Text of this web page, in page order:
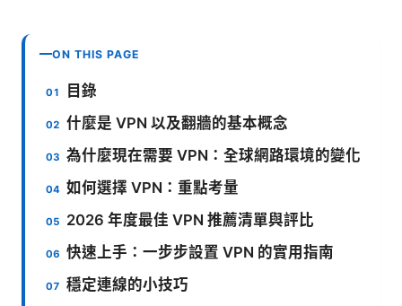
ON THIS PAGE
目錄
什麼是 VPN 以及翻牆的基本概念
為什麼現在需要 VPN：全球網路環境的變化
如何選擇 VPN：重點考量
2026 年度最佳 VPN 推薦清單與評比
快速上手：一步步設置 VPN 的實用指南
穩定連線的小技巧